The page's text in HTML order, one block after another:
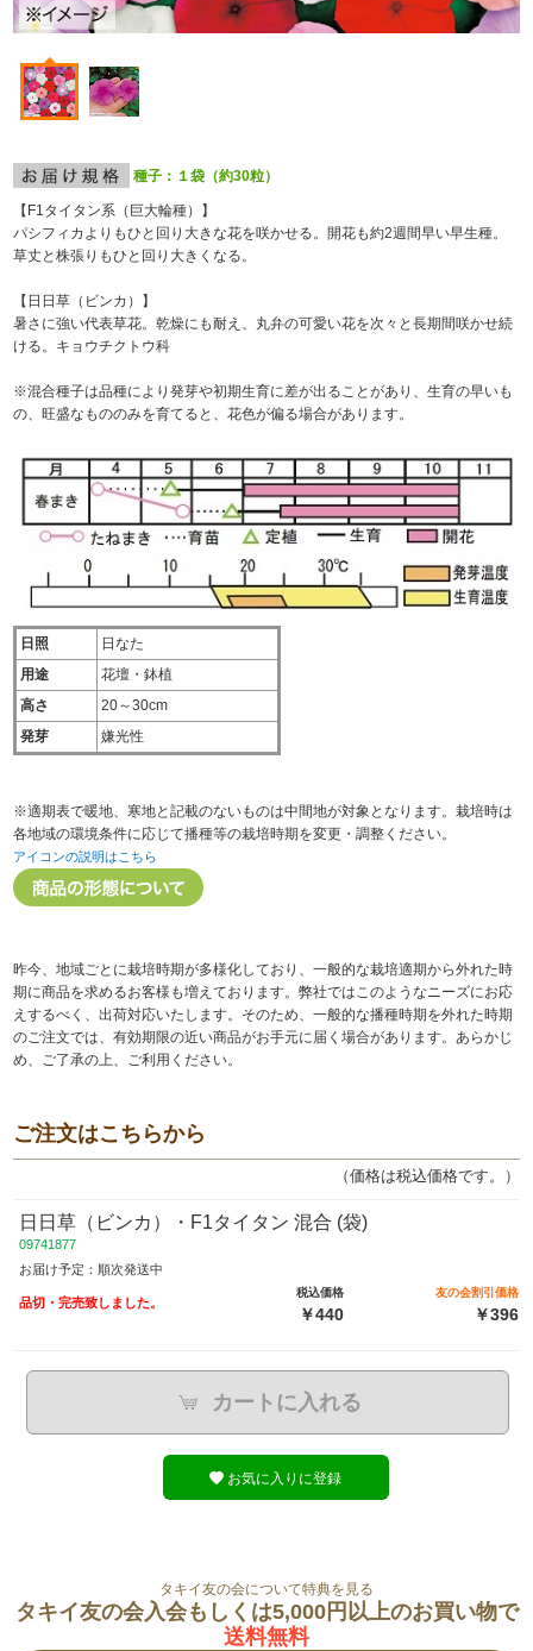
種子：１袋（約30粒）
【F1タイタン系（巨大輪種）】
パシフィカよりもひと回り大きな花を咲かせる。開花も約2週間早い早生種。
草丈と株張りもひと回り大きくなる。
【日日草（ビンカ）】
暑さに強い代表草花。乾燥にも耐え、丸弁の可愛い花を次々と長期間咲かせ続
ける。キョウチクトウ科
※混合種子は品種により発芽や初期生育に差が出ることがあり、生育の早いも
の、旺盛なもののみを育てると、花色が偏る場合があります。
日照
日なた
用途
花壇・鉢植
高さ
20～30cm
発芽
嫌光性
※適期表で暖地、寒地と記載のないものは中間地が対象となります。栽培時は
各地域の環境条件に応じて播種等の栽培時期を変更・調整ください。
アイコンの説明はこちら
昨今、地域ごとに栽培時期が多様化しており、一般的な栽培適期から外れた時
期に商品を求めるお客様も増えております。弊社ではこのようなニーズにお応
えするべく、出荷対応いたします。そのため、一般的な播種時期を外れた時期
のご注文では、有効期限の近い商品がお手元に届く場合があります。あらかじ
め、ご了承の上、ご利用ください。
ご注文はこちらから
（価格は税込価格です。）
日日草（ビンカ）・F1タイタン 混合 (袋)
09741877
お届け予定：順次発送中
品切・完売致しました。
税込価格
￥440
友の会割引価格
￥396
カートに入れる
お気に入りに登録
タキイ友の会について特典を見る
タキイ友の会入会もしくは5,000円以上のお買い物で
送料無料